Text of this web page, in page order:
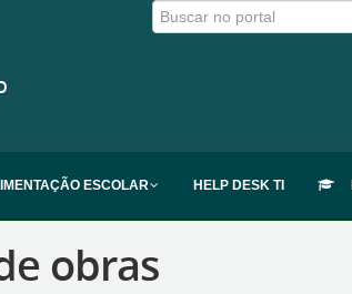
ESCOLAR HELP DESK TI
obras